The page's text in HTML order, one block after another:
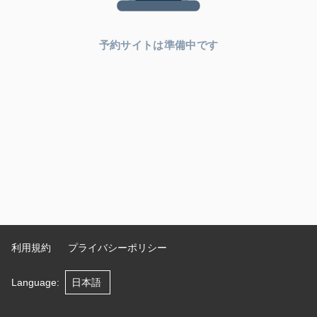
予約サイトは準備中です
利用規約 プライバシーポリシー
Language: